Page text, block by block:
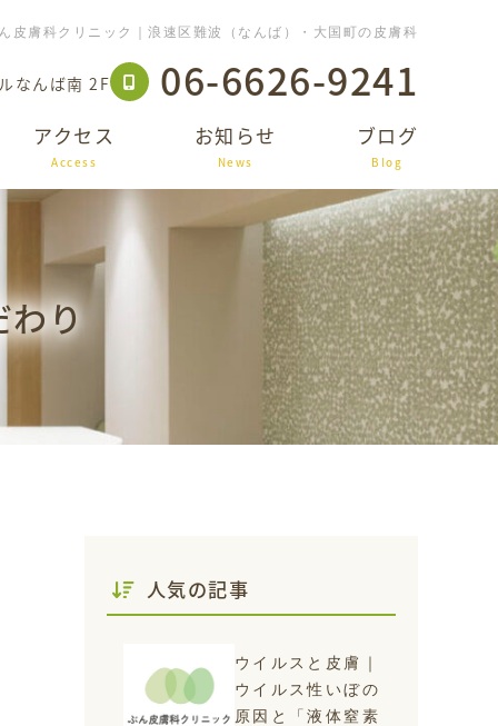
皮膚科クリニック｜浪速区難波（なんば）・大国町の皮膚科
なんば南 2F 06-6626-9241
アクセス
Access
お知らせ
News
ブログ
Blog
わり
人気の記事
ウイルスと皮膚｜
ウイルス性いぼの
原因と「液体窒素